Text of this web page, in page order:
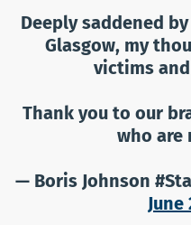
Deeply saddened
Glasgow, my
victims
Thank you to our
who are
— Boris Johnson
June